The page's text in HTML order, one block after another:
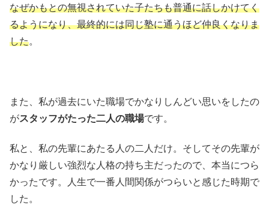
なぜかもとの無視されていた子たちも普通に話しかけてく
るようになり、最終的には同じ塾に通うほど仲良くなりま
した。
また、私が過去にいた職場でかなりしんどい思いをしたの
がスタッフがたった二人の職場です。
私と、私の先輩にあたる人の二人だけ。そしてその先輩が
かなり厳しい強烈な人格の持ち主だったので、本当につら
かったです。人生で一番人間関係がつらいと感じた時期で
した。